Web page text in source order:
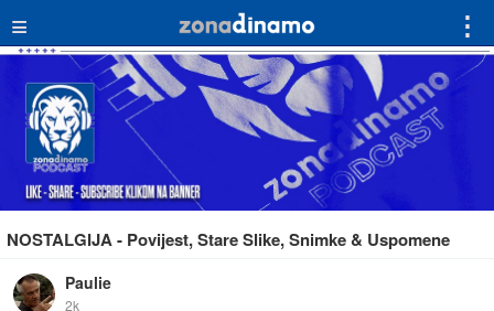
≡ ⋮
NOSTALGIJA - Povijest, Stare Slike, Snimke & Uspomene
Paulie
2k